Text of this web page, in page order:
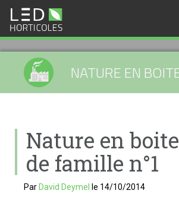
NATURE EN
Nature en
de famille n°1
ParDavid Deymel le 14/10/2014